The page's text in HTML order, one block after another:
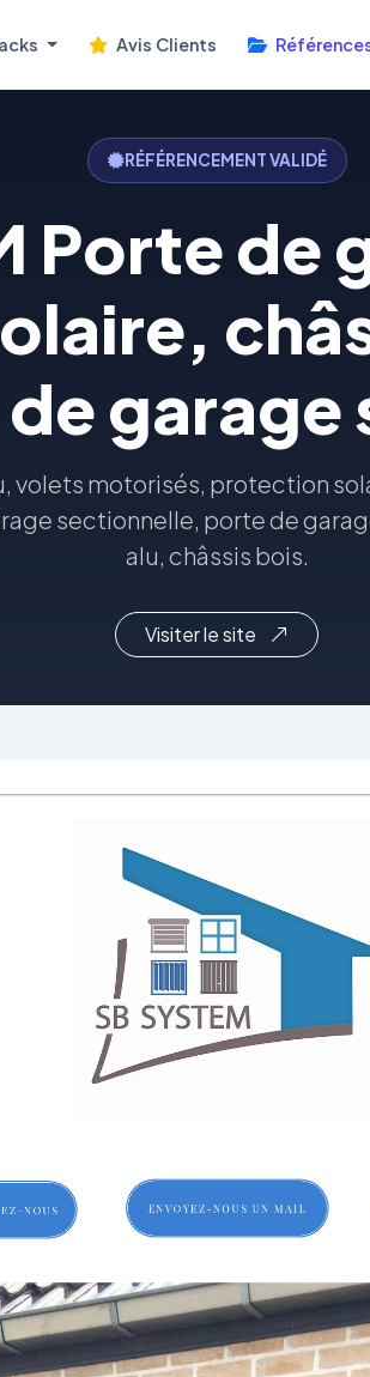
Avis Clients
RÉFÉRENCEMENT VALIDÉ
Porte de
volets motorisés, protection
sectionnelle, porte de
alu, châssis bois.
Visiter le site